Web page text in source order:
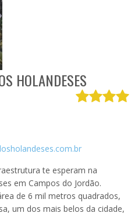
HOLANDESES
te esperam na
em Campos do Jordão.
de 6 mil metros quadrados,
um dos mais belos da cidade,